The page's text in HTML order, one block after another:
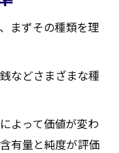
まずその種類を理
などさまざまな種
よって価値が変わ
有量と純度が評価